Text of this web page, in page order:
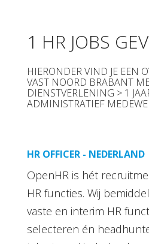
1 HR JOBS
HIERONDER VIND JE EEN
VAST NOORD BRABANT
DIENSTVERLENING > 1
ADMINISTRATIEF
HR OFFICER - NEDERLAND
OpenHR is hét
HR functies. Wij
vaste en interim HR
selecteren én